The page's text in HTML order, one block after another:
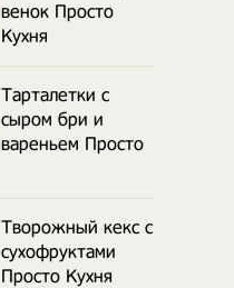
венок Просто
Кухня
Тарталетки с
сыром бри и
вареньем Просто
Творожный кекс с
сухофруктами
Просто Кухня